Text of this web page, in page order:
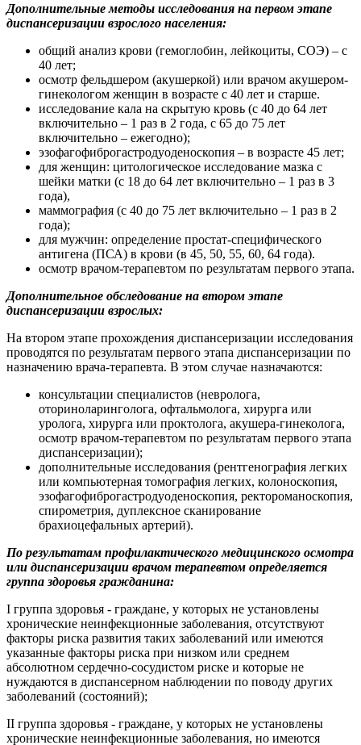
Дополнительные методы исследования на первом этапе
диспансеризации взрослого населения:
общий анализ крови (гемоглобин, лейкоциты, СОЭ) – с
40 лет;
осмотр фельдшером (акушеркой) или врачом акушером-
гинекологом женщин в возрасте с 40 лет и старше.
исследование кала на скрытую кровь (с 40 до 64 лет
включительно – 1 раз в 2 года, с 65 до 75 лет
включительно – ежегодно);
эзофагофиброгастродуоденоскопия – в возрасте 45 лет;
для женщин: цитологическое исследование мазка с
шейки матки (с 18 до 64 лет включительно – 1 раз в 3
года),
маммография (с 40 до 75 лет включительно – 1 раз в 2
года);
для мужчин: определение простат-специфического
антигена (ПСА) в крови (в 45, 50, 55, 60, 64 года).
осмотр врачом-терапевтом по результатам первого этапа.
Дополнительное обследование на втором этапе
диспансеризации взрослых:
На втором этапе прохождения диспансеризации исследования
проводятся по результатам первого этапа диспансеризации по
назначению врача-терапевта. В этом случае назначаются:
консультации специалистов (невролога,
оториноларинголога, офтальмолога, хирурга или
уролога, хирурга или проктолога, акушера-гинеколога,
осмотр врачом-терапевтом по результатам первого этапа
диспансеризации);
дополнительные исследования (рентгенография легких
или компьютерная томография легких, колоноскопия,
эзофагофиброгастродуоденоскопия, ректороманоскопия,
спирометрия, дуплексное сканирование
брахиоцефальных артерий).
По результатам профилактического медицинского осмотра
или диспансеризации врачом терапевтом определяется
группа здоровья гражданина:
I группа здоровья - граждане, у которых не установлены
хронические неинфекционные заболевания, отсутствуют
факторы риска развития таких заболеваний или имеются
указанные факторы риска при низком или среднем
абсолютном сердечно-сосудистом риске и которые не
нуждаются в диспансерном наблюдении по поводу других
заболеваний (состояний);
II группа здоровья - граждане, у которых не установлены
хронические неинфекционные заболевания, но имеются